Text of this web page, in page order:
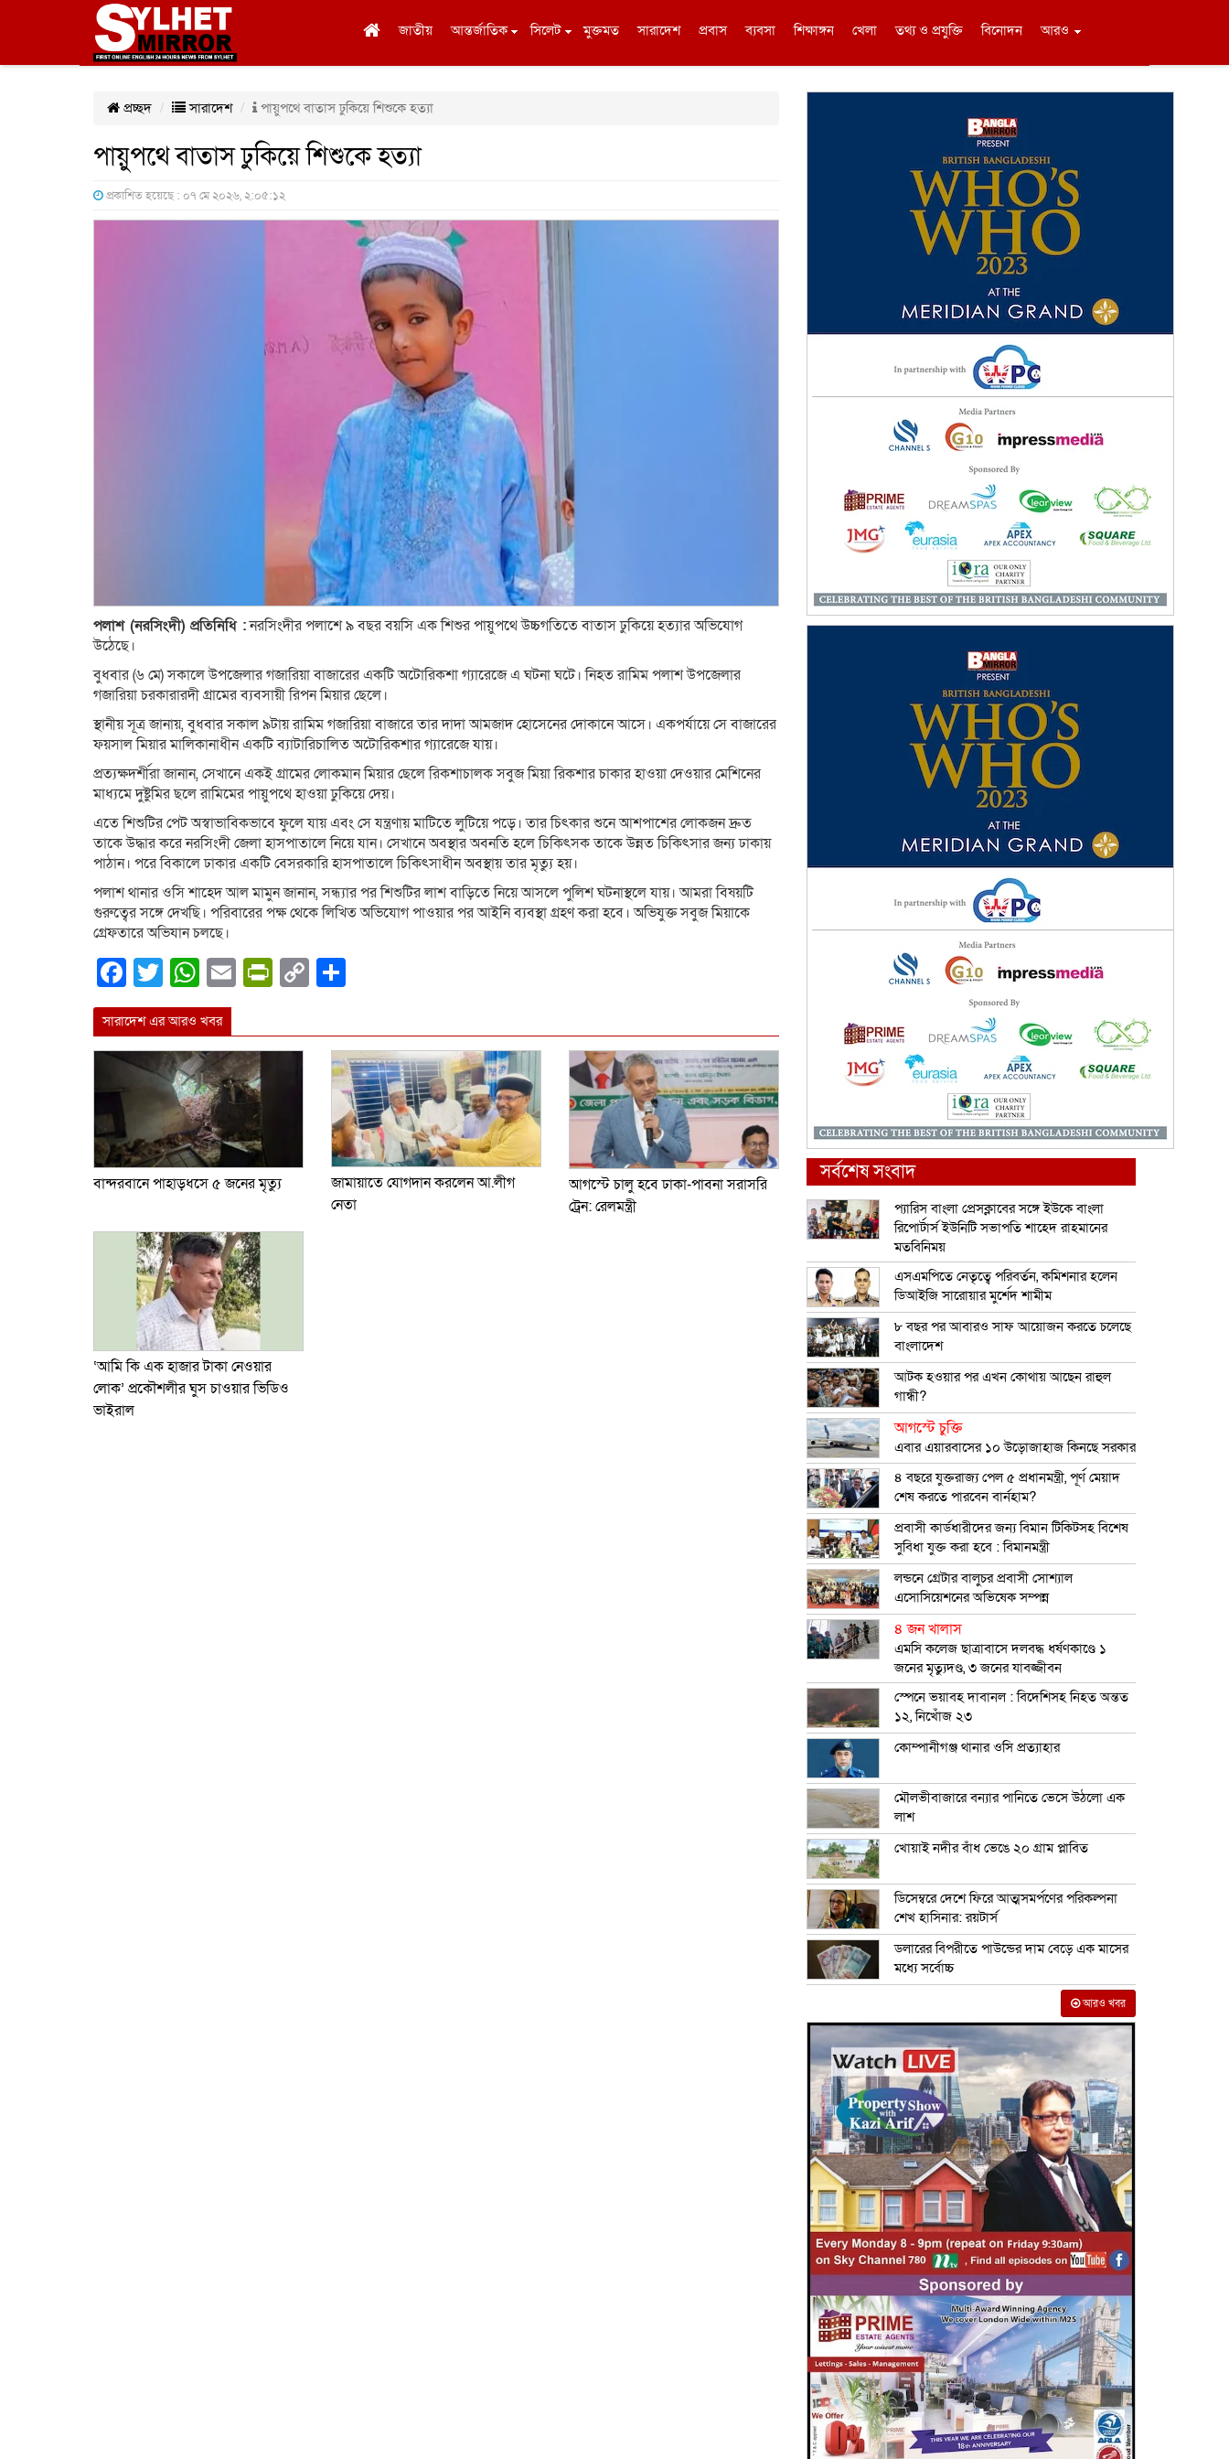
জাতীয় আন্তর্জাতিক সিলেট মুক্তমত সারাদেশ প্রবাস ব্যবসা শিক্ষাঙ্গন খেলা তথ্য ও প্রযুক্তি বিনোদন আরও
প্রচ্ছদ সারাদেশ পায়ুপথে বাতাস ঢুকিয়ে শিশুকে হত্যা
পায়ুপথে বাতাস ঢুকিয়ে শিশুকে হত্যা
প্রকাশিত হয়েছে : ০৭ মে ২০২৬, ২:০৫:১২
পলাশ (নরসিংদী) প্রতিনিধি :নরসিংদীর পলাশে ৯ বছর বয়সি এক শিশুর পায়ুপথে উচ্চগতিতে বাতাস ঢুকিয়ে হত্যার অভিযোগ
উঠেছে।
বুধবার (৬ মে) সকালে উপজেলার গজারিয়া বাজারের একটি অটোরিকশা গ্যারেজে এ ঘটনা ঘটে। নিহত রামিম পলাশ উপজেলার
গজারিয়া চরকারারদী গ্রামের ব্যবসায়ী রিপন মিয়ার ছেলে।
স্থানীয় সূত্র জানায়, বুধবার সকাল ৯টায় রামিম গজারিয়া বাজারে তার দাদা আমজাদ হোসেনের দোকানে আসে। একপর্যায়ে সে বাজারের
ফয়সাল মিয়ার মালিকানাধীন একটি ব্যাটারিচালিত অটোরিকশার গ্যারেজে যায়।
প্রত্যক্ষদর্শীরা জানান, সেখানে একই গ্রামের লোকমান মিয়ার ছেলে রিকশাচালক সবুজ মিয়া রিকশার চাকার হাওয়া দেওয়ার মেশিনের
মাধ্যমে দুষ্টুমির ছলে রামিমের পায়ুপথে হাওয়া ঢুকিয়ে দেয়।
এতে শিশুটির পেট অস্বাভাবিকভাবে ফুলে যায় এবং সে যন্ত্রণায় মাটিতে লুটিয়ে পড়ে। তার চিৎকার শুনে আশপাশের লোকজন দ্রুত
তাকে উদ্ধার করে নরসিংদী জেলা হাসপাতালে নিয়ে যান। সেখানে অবস্থার অবনতি হলে চিকিৎসক তাকে উন্নত চিকিৎসার জন্য ঢাকায়
পাঠান। পরে বিকালে ঢাকার একটি বেসরকারি হাসপাতালে চিকিৎসাধীন অবস্থায় তার মৃত্যু হয়।
পলাশ থানার ওসি শাহেদ আল মামুন জানান, সন্ধ্যার পর শিশুটির লাশ বাড়িতে নিয়ে আসলে পুলিশ ঘটনাস্থলে যায়। আমরা বিষয়টি
গুরুত্বের সঙ্গে দেখছি। পরিবারের পক্ষ থেকে লিখিত অভিযোগ পাওয়ার পর আইনি ব্যবস্থা গ্রহণ করা হবে। অভিযুক্ত সবুজ মিয়াকে
গ্রেফতারে অভিযান চলছে।
Facebook
Twitter
WhatsApp
EmailPrintFriendly
Copy
সারাদেশ এর আরও খবর
বান্দরবানে পাহাড়ধসে ৫ জনের মৃত্যু
জামায়াতে যোগদান করলেন আ.লীগ
নেতা
আগস্টে চালু হবে ঢাকা-পাবনা সরাসরি
ট্রেন: রেলমন্ত্রী
‘আমি কি এক হাজার টাকা নেওয়ার
লোক’ প্রকৌশলীর ঘুস চাওয়ার ভিডিও
ভাইরাল
সর্বশেষ সংবাদ
প্যারিস বাংলা প্রেসক্লাবের সঙ্গে ইউকে বাংলা
রিপোর্টার্স ইউনিটি সভাপতি শাহেদ রাহমানের
মতবিনিময়
এসএমপিতে নেতৃত্বে পরিবর্তন, কমিশনার হলেন
ডিআইজি সারোয়ার মুর্শেদ শামীম
৮ বছর পর আবারও সাফ আয়োজন করতে চলেছে
বাংলাদেশ
আটক হওয়ার পর এখন কোথায় আছেন রাহুল
গান্ধী?
আগস্টে চুক্তি
এবার এয়ারবাসের ১০ উড়োজাহাজ কিনছে সরকার
৪ বছরে যুক্তরাজ্য পেল ৫ প্রধানমন্ত্রী, পূর্ণ মেয়াদ
শেষ করতে পারবেন বার্নহাম?
প্রবাসী কার্ডধারীদের জন্য বিমান টিকিটসহ বিশেষ
সুবিধা যুক্ত করা হবে : বিমানমন্ত্রী
লন্ডনে গ্রেটার বালুচর প্রবাসী সোশ্যাল
এসোসিয়েশনের অভিষেক সম্পন্ন
৪ জন খালাস
এমসি কলেজ ছাত্রাবাসে দলবদ্ধ ধর্ষণকাণ্ডে ১
জনের মৃত্যুদণ্ড, ৩ জনের যাবজ্জীবন
স্পেনে ভয়াবহ দাবানল : বিদেশিসহ নিহত অন্তত
১২, নিখোঁজ ২৩
কোম্পানীগঞ্জ থানার ওসি প্রত্যাহার
মৌলভীবাজারে বন্যার পানিতে ভেসে উঠলো এক
লাশ
খোয়াই নদীর বাঁধ ভেঙে ২০ গ্রাম প্লাবিত
ডিসেম্বরে দেশে ফিরে আত্মসমর্পণের পরিকল্পনা
শেখ হাসিনার: রয়টার্স
ডলারের বিপরীতে পাউন্ডের দাম বেড়ে এক মাসের
মধ্যে সর্বোচ্চ
আরও খবর